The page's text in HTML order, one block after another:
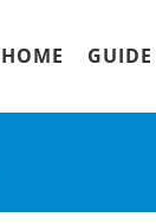
HOME GUIDE